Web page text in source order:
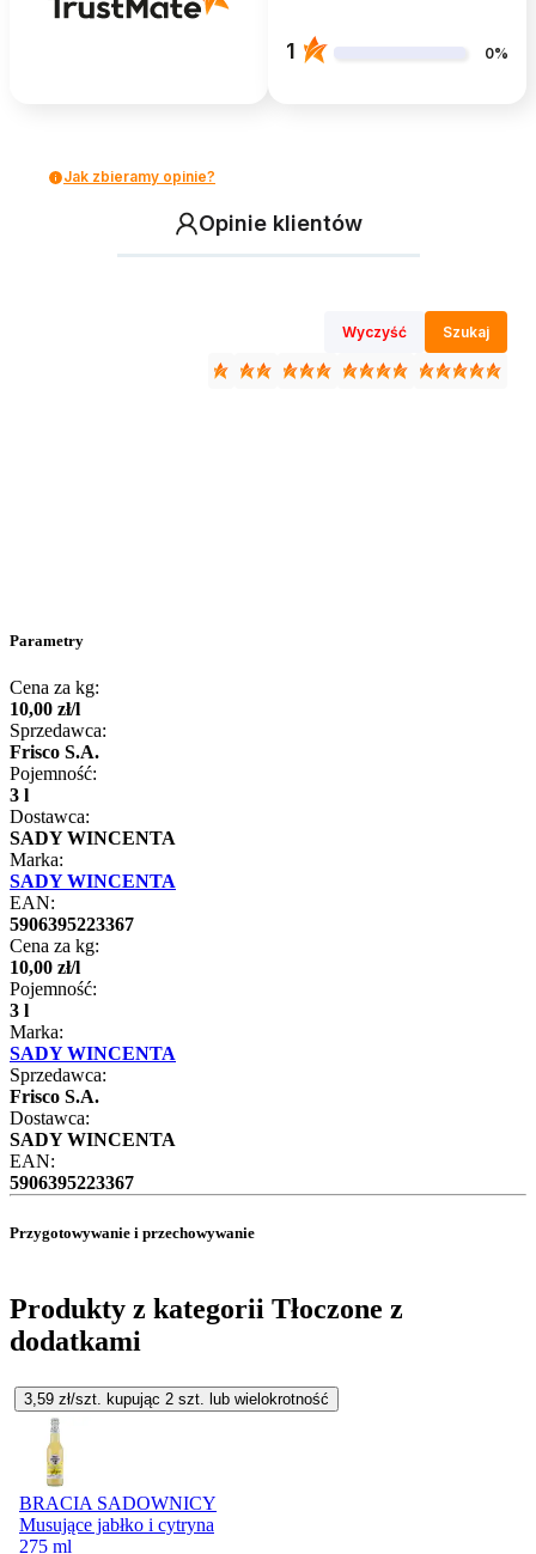
1 0%
Jak zbieramy opinie?
Opinie klientów
Wyczyść Szukaj
Parametry
Cena za kg:
10,00 zł/l
Sprzedawca:
Frisco S.A.
Pojemność:
3 l
Dostawca:
SADY WINCENTA
Marka:
SADY WINCENTA
EAN:
5906395223367
Cena za kg:
10,00 zł/l
Pojemność:
3 l
Marka:
SADY WINCENTA
Sprzedawca:
Frisco S.A.
Dostawca:
SADY WINCENTA
EAN:
5906395223367
Przygotowywanie i przechowywanie
Produkty z kategorii Tłoczone z
dodatkami
3,59 zł/szt. kupując 2 szt. lub wielokrotność
BRACIA SADOWNICY
Musujące jabłko i cytryna
275 ml